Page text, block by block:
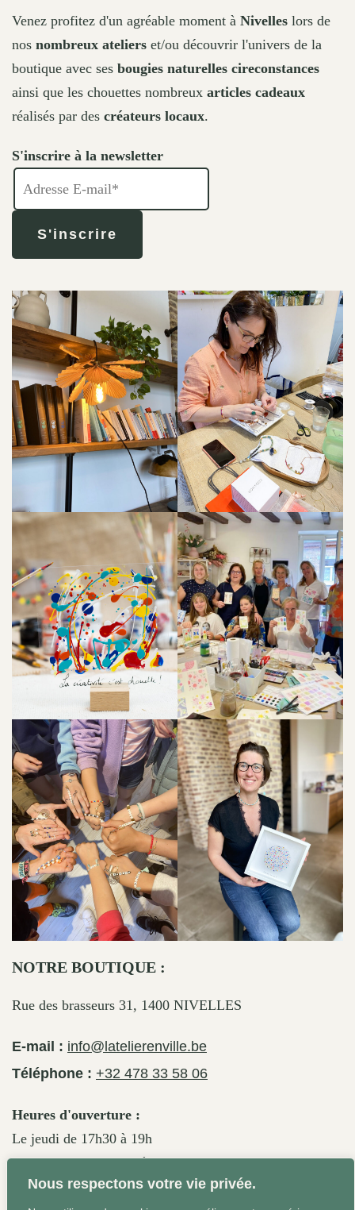
Nous respectons votre vie privée.
Venez profitez d'un agréable moment à Nivelles lors de
nos nombreux ateliers et/ou découvrir l'univers de la
boutique avec ses bougies naturelles cireconstances
ainsi que les chouettes nombreux articles cadeaux
réalisés par des créateurs locaux.
S'inscrire à la newsletter
NOTRE BOUTIQUE :
Rue des brasseurs 31, 1400 NIVELLES
E-mail : info@latelierenville.be
Téléphone : +32 478 33 58 06
Heures d'ouverture :
Le jeudi de 17h30 à 19h
Le vendredi de 17h30 à 19h30
Le samedi de 11h30 à 19h